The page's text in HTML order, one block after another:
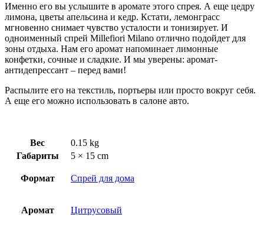
Именно его вы услышите в аромате этого спрея. А еще цедру
лимона, цветы апельсина и кедр. Кстати, лемонграсс
мгновенно снимает чувство усталости и тонизирует. И
одноименный спрей Millefiori Milano отлично подойдет для
зоны отдыха. Нам его аромат напоминает лимонные
конфетки, сочные и сладкие. И мы уверены: аромат-
антидепрессант – перед вами!
Распылите его на текстиль, портьеры или просто вокруг себя.
А еще его можно использовать в салоне авто.
Вес
0.15 kg
Габариты
5 × 15 cm
Формат Спрей для дома
Аромат Цитрусовый